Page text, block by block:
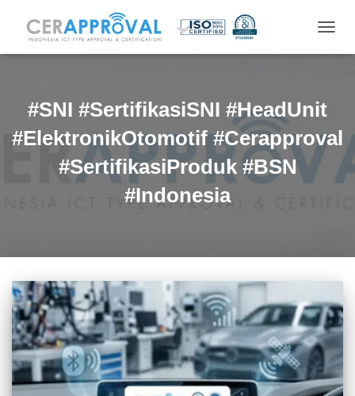
#SNI #SertifikasiSNI #HeadUnit
#ElektronikOtomotif #Cerapproval
#SertifikasiProduk #BSN
#Indonesia